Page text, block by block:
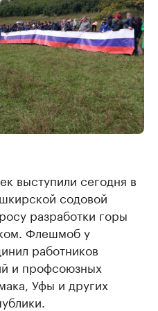
выступили сегодня в
содовой
разработки горы
Флешмоб у
работников
и профсоюзных
Уфы и других